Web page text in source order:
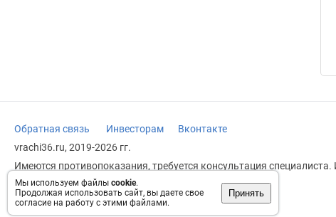
Мы используем файлы cookie.
Продолжая использовать сайт, вы даете свое
согласие на работу с этими файлами.
Принять
Обратная связь Инвесторам
Вконтакте
vrachi36.ru, 2019-2026 гг.
Имеются противопоказания, требуется консультация
заменяет прием врача.
Возрастное ограничение: 18+